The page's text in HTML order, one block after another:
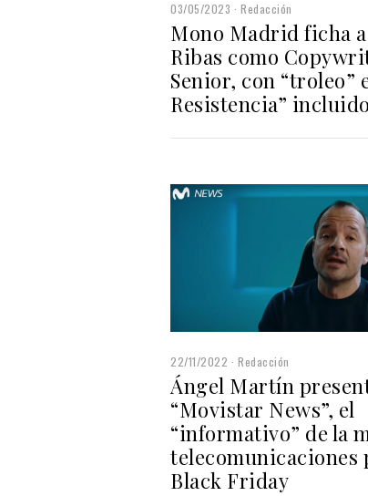
03/05/2023 Redacción
Mono Madrid ficha
Ribas como
Senior, con “troleo”
Resistencia” incluido
22/11/2022 Redacción
Ángel Martín
“Movistar News”, el
“informativo” de la
telecomunicaciones
Black Friday